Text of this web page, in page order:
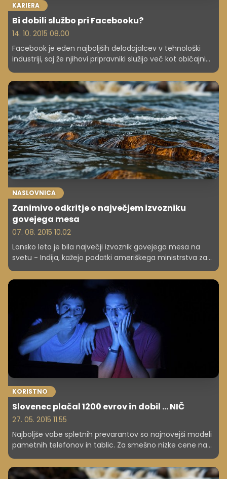
KARIERA
Bi dobili službo pri Facebooku?
14. 10. 2015 08.00
Facebook je eden najboljših delodajalcev v tehnološki
industriji, saj že njihovi pripravniki služijo več kot običajni
izobrazbe in izkušenj je treba znati odgovoriti še na nekaj
zapletenih vprašanj.
NASLOVNICA
Zanimivo odkritje o največjem izvozniku
govejega mesa
07. 08. 2015 10.02
Lansko leto je bila največji izvoznik govejega mesa na
svetu - Indija, kažejo podatki ameriškega ministrstva za
presenetljivo, če ne bi pri njih ta žival veljala za sveto.
KORISTNO
Slovenec plačal 1200 evrov in dobil ... NIČ
27. 05. 2015 11.55
Najboljše vabe spletnih prevarantov so najnovejši modeli
pametnih telefonov in tablic. Za smešno nizke cene na
več tisoč evrov, in celo traktorje.